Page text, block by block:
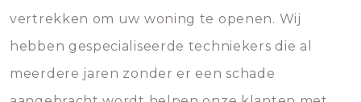
vertrekken om uw woning te openen. Wij
hebben gespecialiseerde techniekers die al
meerdere jaren zonder er een schade